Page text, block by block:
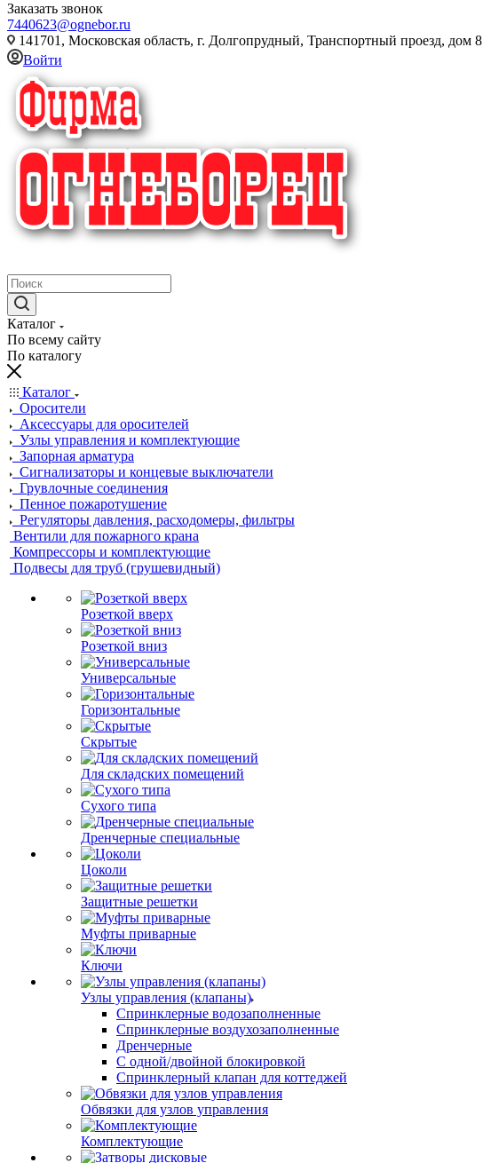
Заказать звонок
7440623@ognebor.ru
141701, Московская область, г. Долгопрудный, Транспортный проезд, дом 8
Войти
Каталог
По всему сайту
По каталогу
Каталог
Оросители
Аксессуары для оросителей
Узлы управления и комплектующие
Запорная арматура
Сигнализаторы и концевые выключатели
Грувлочные соединения
Пенное пожаротушение
Регуляторы давления, расходомеры, фильтры
Вентили для пожарного крана
Компрессоры и комплектующие
Подвесы для труб (грушевидный)
Розеткой вверх
Розеткой вниз
Универсальные
Горизонтальные
Скрытые
Для складских помещений
Сухого типа
Дренчерные специальные
Цоколи
Защитные решетки
Муфты приварные
Ключи
Узлы управления (клапаны)
Спринклерные водозаполненные
Спринклерные воздухозаполненные
Дренчерные
С одной/двойной блокировкой
Спринклерный клапан для коттеджей
Обвязки для узлов управления
Комплектующие